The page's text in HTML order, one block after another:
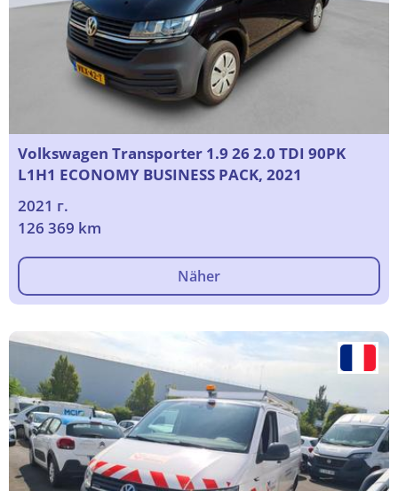
Volkswagen Transporter 1.9 26 2.0 TDI 90PK
L1H1 ECONOMY BUSINESS PACK, 2021
2021 г.
126 369 km
Näher